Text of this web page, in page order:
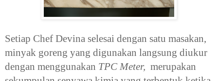
Setiap Chef Devina selesai dengan satu masakan,
minyak goreng yang digunakan langsung diukur
dengan menggunakan TPC Meter, merupakan